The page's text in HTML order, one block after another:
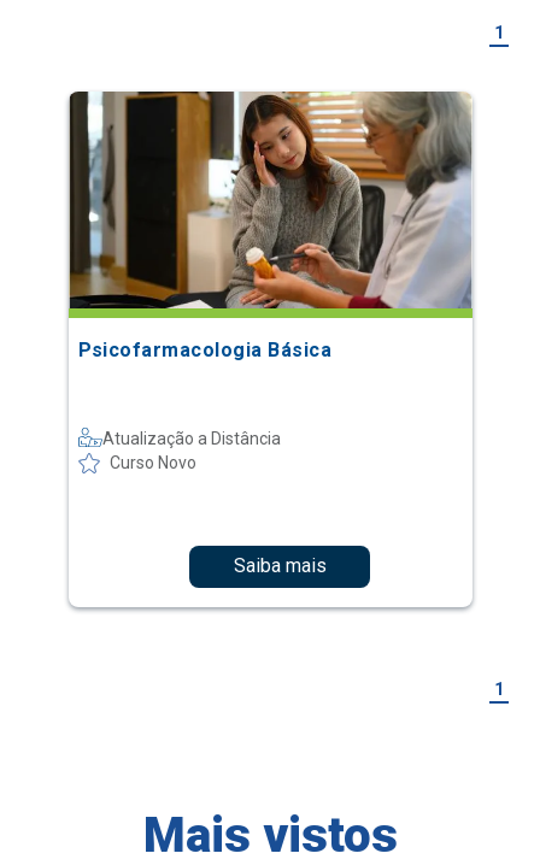
1
Psicofarmacologia Básica
Atualização a Distância
Curso Novo
Saiba mais
1
Mais vistos